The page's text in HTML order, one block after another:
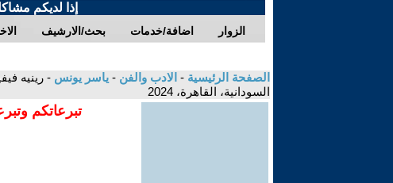
إذا لديكم
بحث/الارشيف اضافة/خدمات الزوار
الصفحة الرئيسية - الادب والفن - ياسر يونس - رينيه
السودانية، القاهرة، 2024
تبرعاتكم